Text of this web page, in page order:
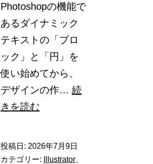
Photoshopの機能で
あるダイナミック
テキストの「ブロ
ック」と「円」を
使い始めてから、
デザインの作… 続
きを読む
率
投稿日: 2026年7月9日
カテゴリー:
Illustrator